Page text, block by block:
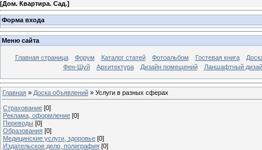
[Дом. Квартира. Сад.]
Форма входа
Меню сайта
Главная страница Форум Каталог статей Фотоальбом Гостевая книга
Фен-Шуй
Архитектура Дизайн помещений Ланшафтный
Главная » Доска объявлений » Услуги в разных сферах
Страхование [0]
Реклама, оформление [0]
Переводы [0]
Образования [0]
Медицинские услуги, здоровье [0]
Издательское дело, полиграфия [0]